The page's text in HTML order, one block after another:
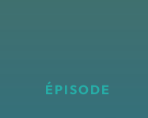
ÉPISODE